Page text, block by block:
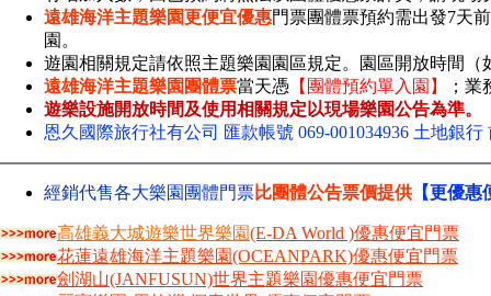
遠雄海洋主題樂園更便宜優惠門票團體票預約需出發7天
園。
遊園相關規定請依照主題樂園園區規定。
園區開放時間（
遠雄海洋主題樂園 團體票當天憑 【團體預約單入園】
；
遊樂設施開放時間及使用相關規定以現場樂園公告為準。
恩久國際旅行社有公司 匯款帳號 069-001034936 土地銀行
經銷代售各大樂園團體門票比團體公告票價提供【更優惠
高雄義大城遊樂世界樂園(E-DA World )優惠便宜門票
花蓮遠雄海洋主題樂園(OCEANPARK)優惠便宜門票
劍湖山(JANFUSUN)世界主題樂園優惠便宜門票